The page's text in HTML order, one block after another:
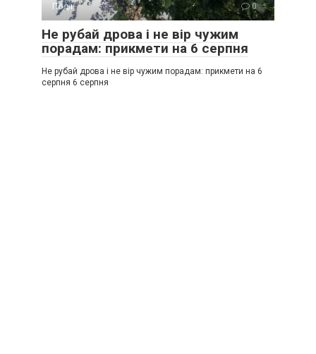
Події 0
Не рубай дрова і не вір чужим
порадам: прикмети на 6 серпня
Не рубай дрова і не вір чужим порадам: прикмети на 6
серпня 6 серпня